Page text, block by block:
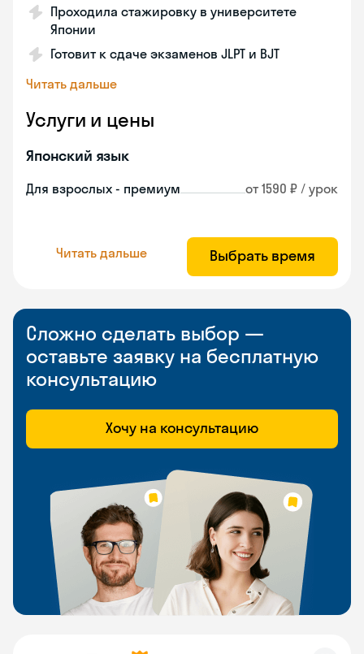
Проходила стажировку в университете
Японии
Готовит к сдаче экзаменов JLPT и BJT
Читать дальше
Услуги и цены
Японский язык
Для взрослых - премиум от 1590 ₽ / урок
Читать дальше Выбрать время
Сложно сделать выбор —
оставьте заявку на бесплатную
консультацию
Хочу на консультацию